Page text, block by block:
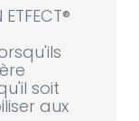
soit
aux